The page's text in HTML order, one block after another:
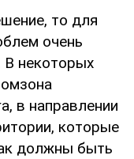
то для
очень
некоторых
в направлении
которые
должны быть